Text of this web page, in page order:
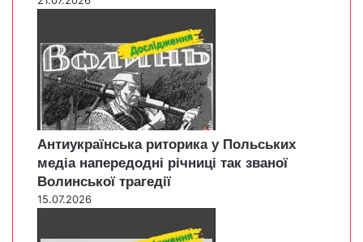
Антиукраїнська риторика у Польських
медіа напередодні річниці так званої
Волинської трагедії
15.07.2026